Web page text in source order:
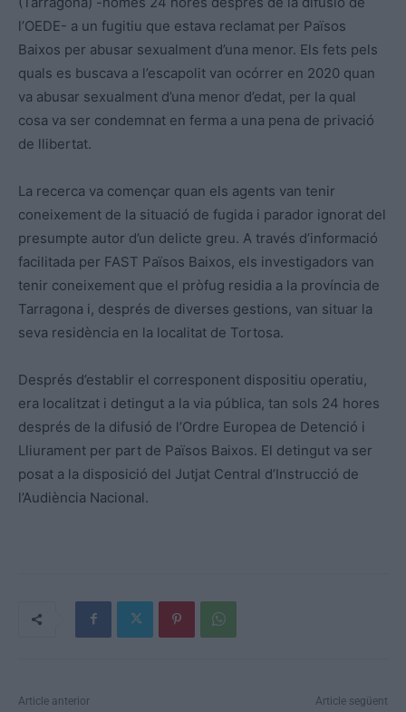
l’OEDE- a un fugitiu que estava reclamat per Països
Baixos per abusar sexualment d’una menor. Els fets pels
quals es buscava a l’escapolit van ocórrer en 2020 quan
va abusar sexualment d’una menor d’edat, per la qual
cosa va ser condemnat en ferma a una pena de privació
de llibertat.
La recerca va començar quan els agents van tenir
coneixement de la situació de fugida i parador ignorat del
presumpte autor d’un delicte greu. A través d’informació
facilitada per FAST Països Baixos, els investigadors van
tenir coneixement que el pròfug residia a la província de
Tarragona i, després de diverses gestions, van situar la
seva residència en la localitat de Tortosa.
Després d’establir el corresponent dispositiu operatiu,
era localitzat i detingut a la via pública, tan sols 24 hores
després de la difusió de l’Ordre Europea de Detenció i
Lliurament per part de Països Baixos. El detingut va ser
posat a la disposició del Jutjat Central d’Instrucció de
l’Audiència Nacional.
Article anterior Article següent